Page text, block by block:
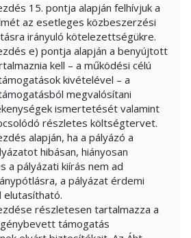
15. pontja alapján felhívjuk a
az esetleges közbeszerzési
irányuló kötelezettségükre.
e) pontja alapján a benyújtott
kell – a működési célú
kivételével – a
megvalósítani
ismertetését valamint
részletes költségtervet.
alapján, ha a pályázó a
hibásan, hiányosan
a pályázati kiírás nem ad
a pályázat érdemi
elutasítható.
részletesen tartalmazza a
támogatás